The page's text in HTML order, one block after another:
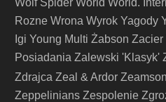
Wolf Spider World World.
Rozne Wrona Wyrok Yagody
Igi Young Multi Żabson Zacier
Posiadania Zalewski 'Klasyk'
Zdrajca Zeal & Ardor
Zeppelinians Zespolenie